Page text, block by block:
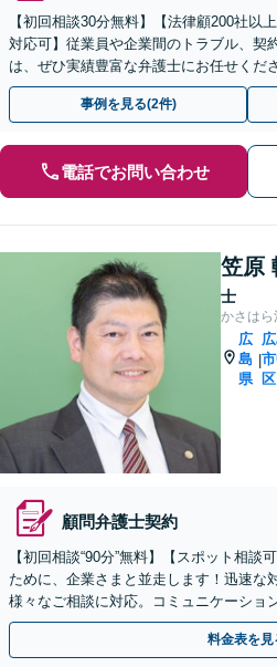
【初回相談30分無料】【法律顧200社以
対応可】従業員や企業間のトラブル、契
は、ぜひ実績豊富な弁護士にお任せくだ
子契約に対応】
事例を見る(2件)
電話でお問い合わせ
笠原
士
かさはら
広
島
県
|
区
顧問弁護士契約
【初回相談“90分”無料】【スポット相談
ために、企業さまと並走します！迅速な
様々なご相談に対応。コミュニケーショ
企業間・労務・顧客トラブルなど解決実
料金表を見